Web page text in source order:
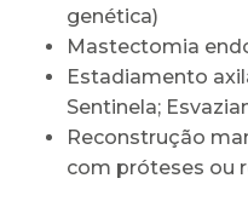
genética)
Mastectomia
Estadiamento
Sentinela;
Reconstrução
com próteses ou